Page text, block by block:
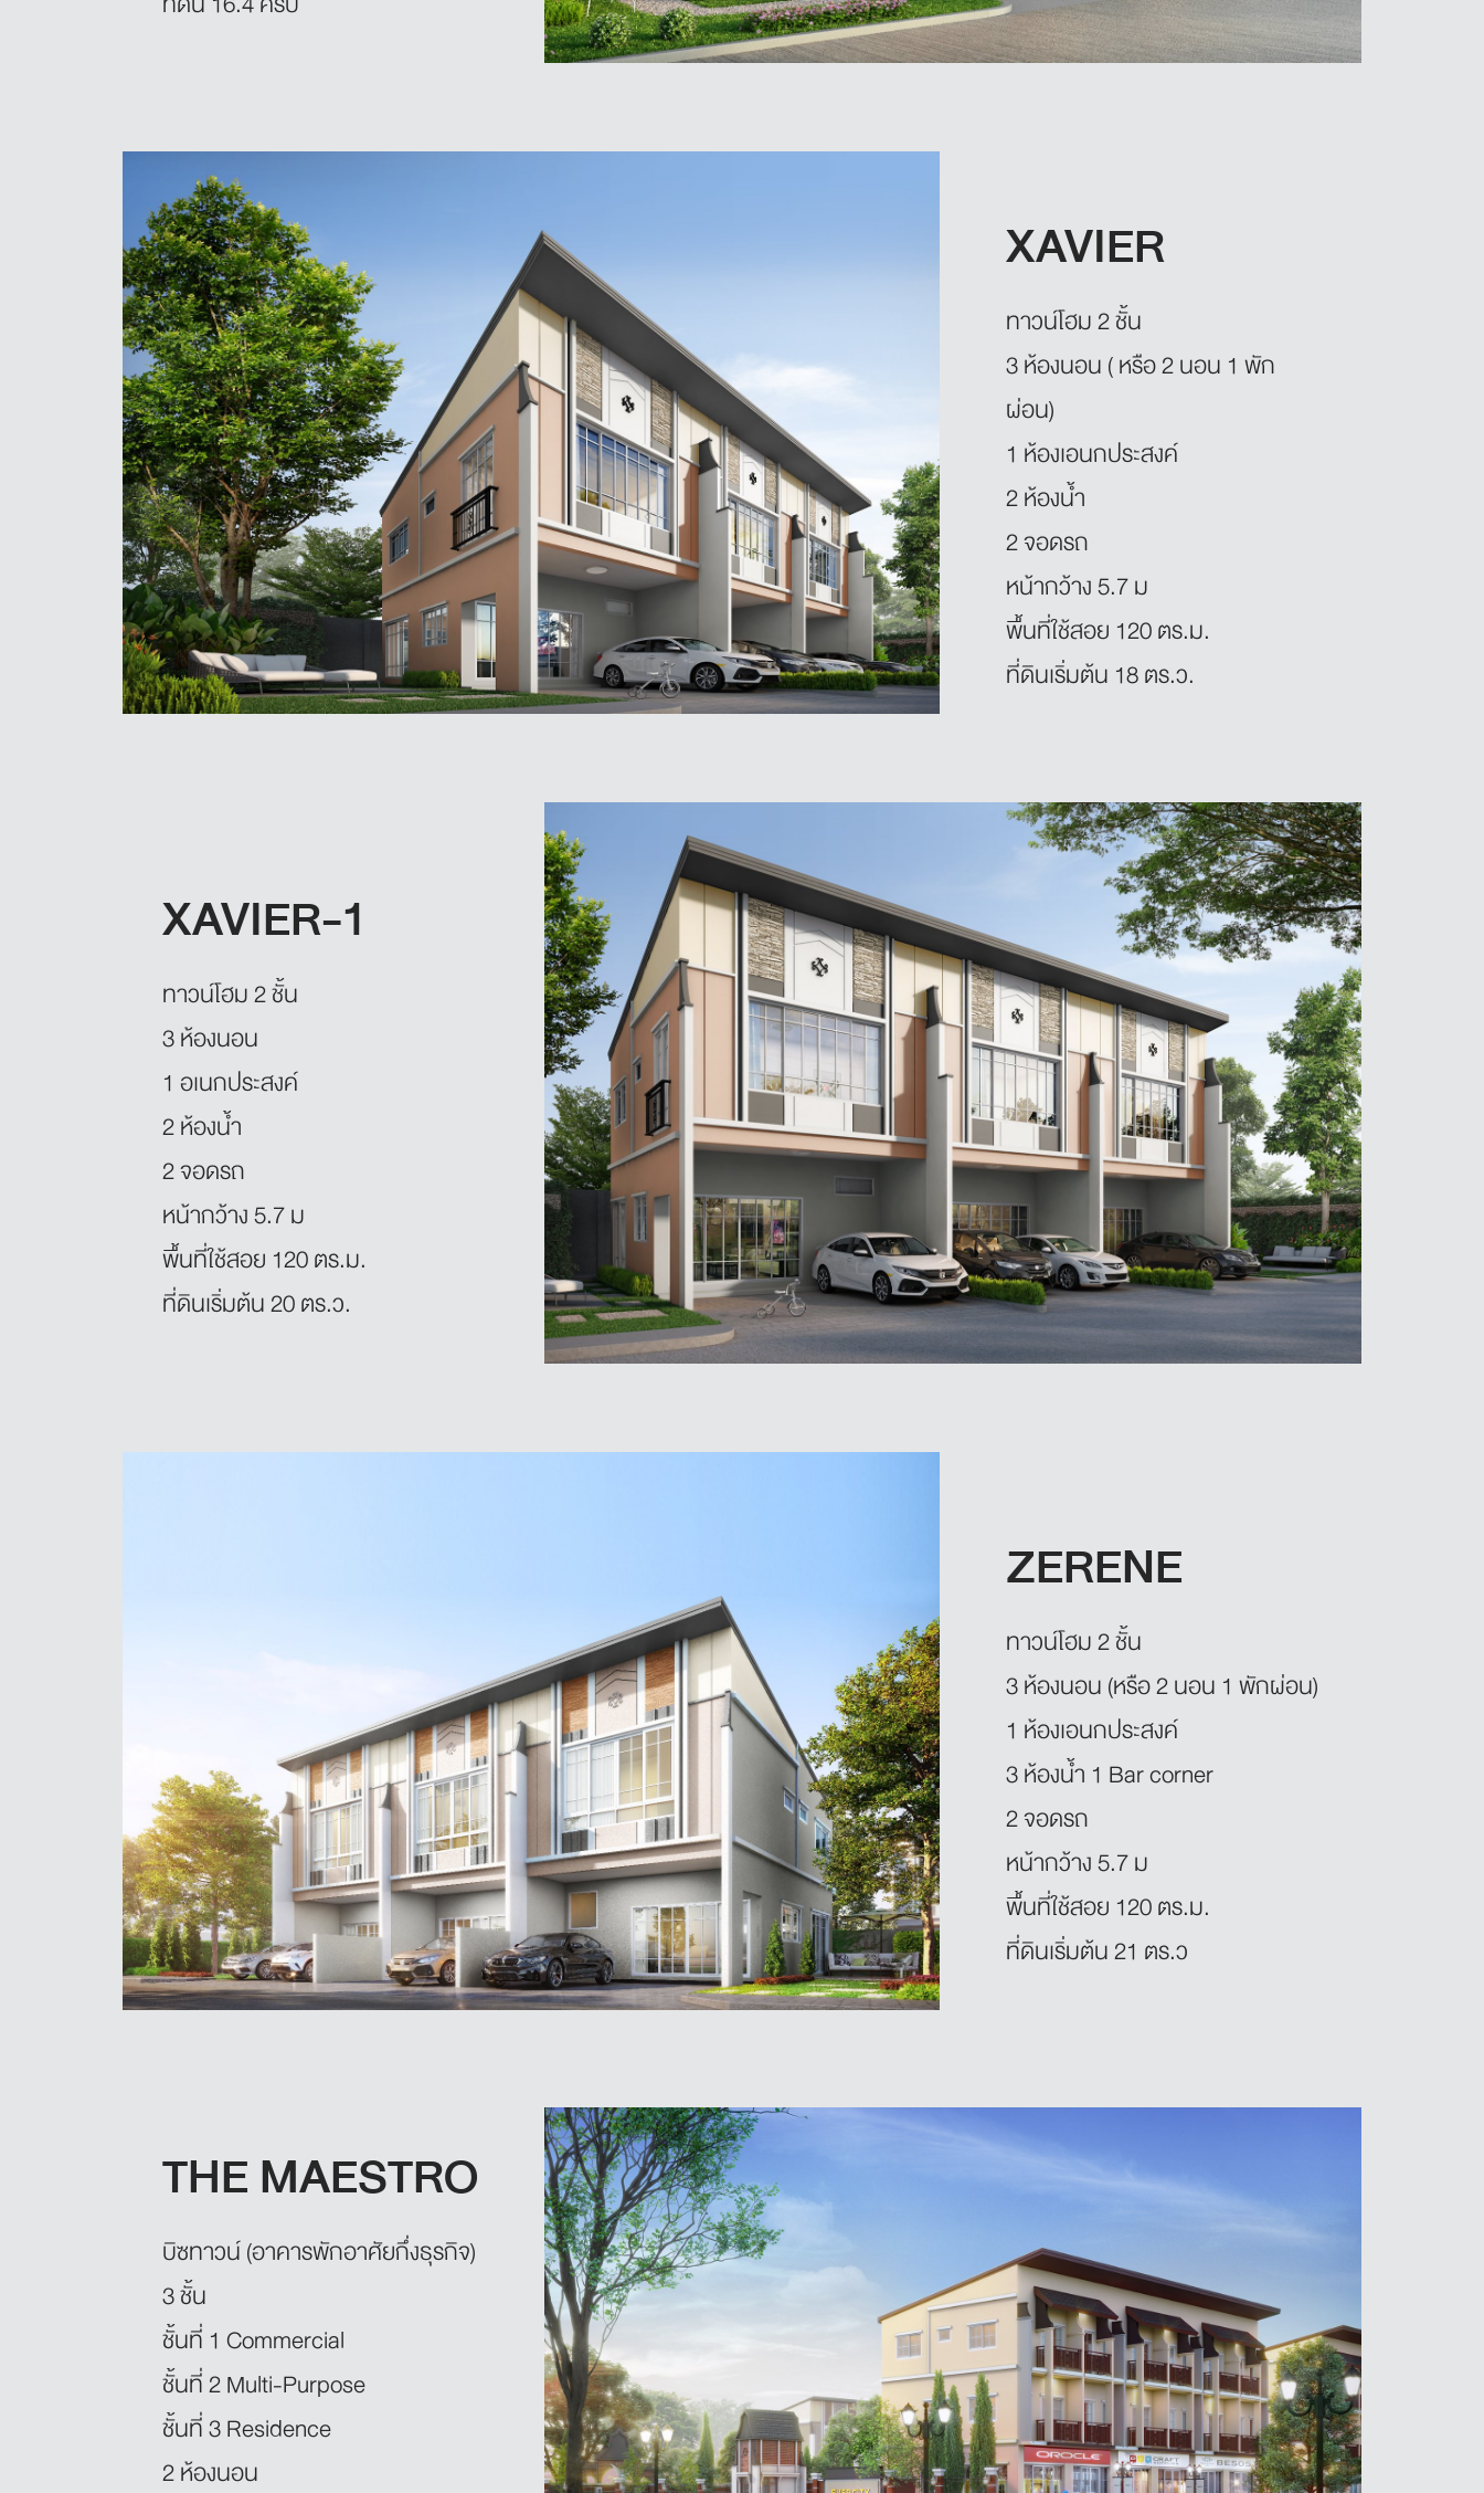
XAVIER
ทาวน์โฮม 2 ชั้น
3 ห้องนอน ( หรือ 2 นอน 1 พัก
ผ่อน)
1 ห้องเอนกประสงค์
2 ห้องน้ำ
2 จอดรถ
หน้ากว้าง 5.7 ม
พื้นที่ใช้สอย 120 ตร.ม.
ที่ดินเริ่มต้น 18 ตร.ว.
XAVIER-1
ทาวน์โฮม 2 ชั้น
3 ห้องนอน
1 อเนกประสงค์
2 ห้องน้ำ
2 จอดรถ
หน้ากว้าง 5.7 ม
พื้นที่ใช้สอย 120 ตร.ม.
ที่ดินเริ่มต้น 20 ตร.ว.
ZERENE
ทาวน์โฮม 2 ชั้น
3 ห้องนอน (หรือ 2 นอน 1 พักผ่อน)
1 ห้องเอนกประสงค์
3 ห้องน้ำ 1 Bar corner
2 จอดรถ
หน้ากว้าง 5.7 ม
พื้นที่ใช้สอย 120 ตร.ม.
ที่ดินเริ่มต้น 21 ตร.ว
THE MAESTRO
บิซทาวน์ (อาคารพักอาศัยกึ่งธุรกิจ)
3 ชั้น
ชั้นที่ 1 Commercial
ชั้นที่ 2 Multi-Purpose
ชั้นที่ 3 Residence
2 ห้องนอน